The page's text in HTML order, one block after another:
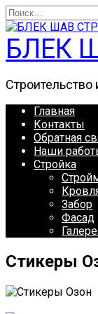
Перейти
к
содержанию
Search
for:
БЛЕК
Главная
Контакты
Обратная
Наши
Стройка
Забор
Фасад
Стикеры